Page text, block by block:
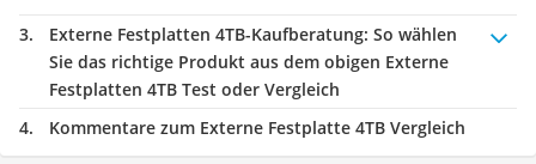
Externe Festplatten 4TB-Kaufberatung: So wählen
Sie das richtige Produkt aus dem obigen Externe
Festplatten 4TB Test oder Vergleich
Kommentare zum Externe Festplatte 4TB Vergleich